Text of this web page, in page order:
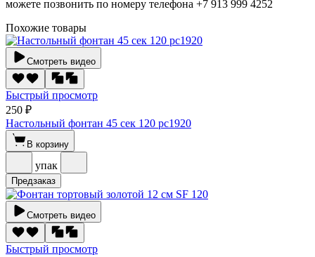
можете позвонить по номеру телефона +7 913 999 4252
Похожие товары
Смотреть видео
Быстрый просмотр
250 ₽
Настольный фонтан 45 сек 120 рс1920
В корзину
упак
Предзаказ
Смотреть видео
Быстрый просмотр